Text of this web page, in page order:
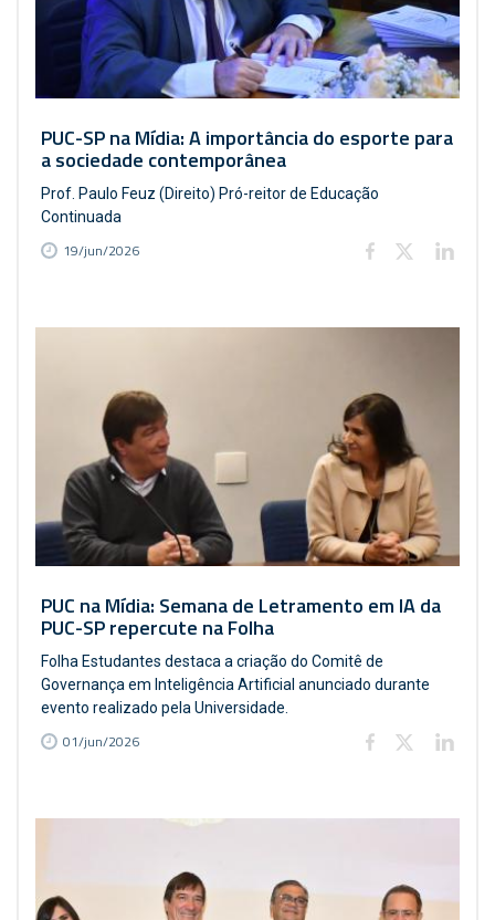
PUC-SP na Mídia: A importância do esporte para
a sociedade contemporânea
Prof. Paulo Feuz (Direito) Pró-reitor de Educação
Continuada
19/jun/2026
PUC na Mídia: Semana de Letramento em IA da
PUC-SP repercute na Folha
Folha Estudantes destaca a criação do Comitê de
Governança em Inteligência Artificial anunciado durante
evento realizado pela Universidade.
01/jun/2026